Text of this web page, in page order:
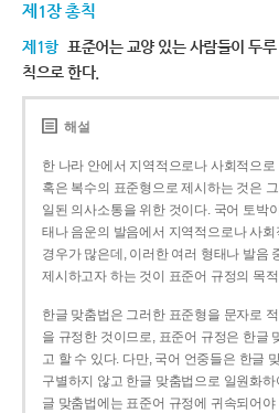
제1장 총칙
제1항 표준어는 교양 있는 사람들이 두
칙으로 한다.
해설
한 나라 안에서 지역적으로나 사회적으
혹은 복수의 표준형으로 제시하는 것은
일된 의사소통을 위한 것이다. 국어 토박
태나 음운의 발음에서 지역적으로나 사
경우가 많은데, 이러한 여러 형태나 발음
제시하고자 하는 것이 표준어 규정의 목
한글 맞춤법은 그러한 표준형을 문자로
을 규정한 것이므로, 표준어 규정은 한글
고 할 수 있다. 다만, 국어 언중들은 한글
구별하지 않고 한글 맞춤법으로 일원화
글 맞춤법에는 표준어 규정에 귀속되어